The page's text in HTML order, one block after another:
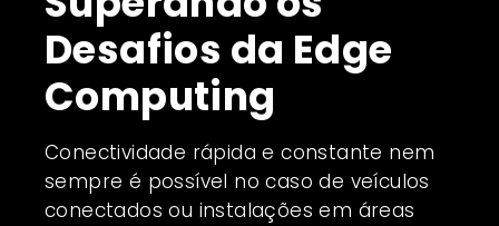
Desafios da Edge
Computing
Conectividade rápida e constante nem
sempre é possível no caso de veículos
conectados ou instalações em áreas